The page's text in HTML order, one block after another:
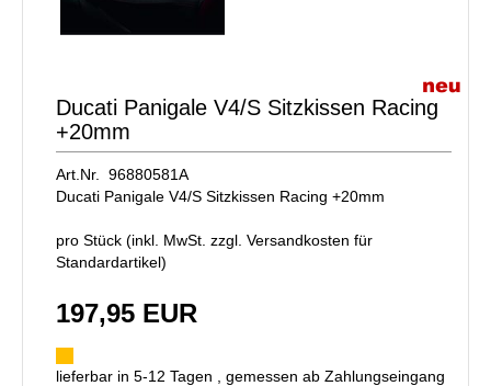
Ducati Panigale V4/S Sitzkissen Racing
+20mm
Art.Nr. 96880581A
Ducati Panigale V4/S Sitzkissen Racing +20mm
pro Stück (inkl. MwSt. zzgl. Versandkosten für
Standardartikel)
197,95 EUR
lieferbar in 5-12 Tagen , gemessen ab Zahlungseingang